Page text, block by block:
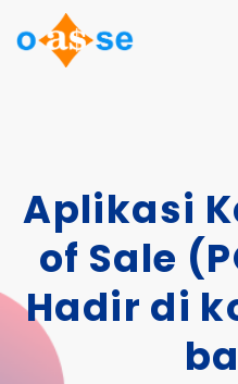
Aplikasi
of Sale
Hadir di